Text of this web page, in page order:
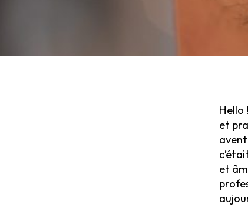
Hello
et
et